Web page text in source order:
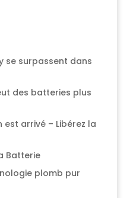
se surpassent dans
des batteries plus
arrivé – Libérez la
Batterie
plomb pur